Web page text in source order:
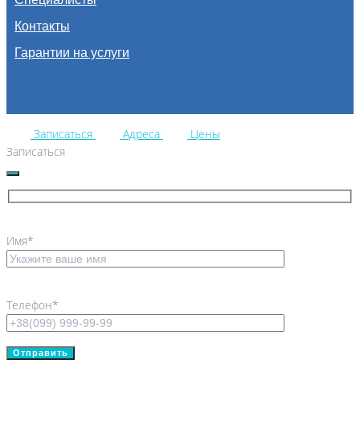
Контакты
Гарантии на услуги
Записаться Адреса
Цены
Записаться
Имя*
Телефон*